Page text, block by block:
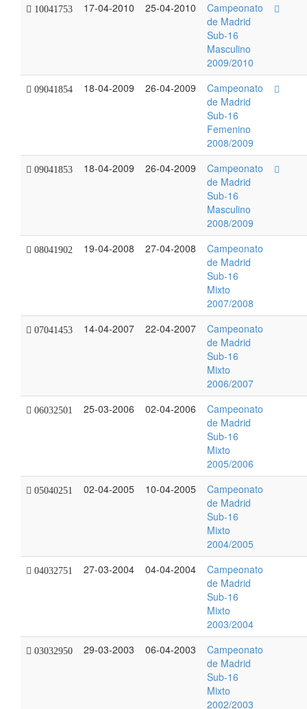
10041753 17-04-2010 25-04-2010
Campeonato
de Madrid
Sub-16
Masculino
2009/2010
09041854 18-04-2009 26-04-2009
Campeonato
de Madrid
Sub-16
Femenino
2008/2009
09041853 18-04-2009 26-04-2009
Campeonato
de Madrid
Sub-16
Masculino
2008/2009
08041902 19-04-2008 27-04-2008
Campeonato
de Madrid
Sub-16
Mixto
2007/2008
07041453 14-04-2007 22-04-2007
Campeonato
de Madrid
Sub-16
Mixto
2006/2007
06032501 25-03-2006 02-04-2006
Campeonato
de Madrid
Sub-16
Mixto
2005/2006
05040251 02-04-2005 10-04-2005
Campeonato
de Madrid
Sub-16
Mixto
2004/2005
04032751 27-03-2004 04-04-2004
Campeonato
de Madrid
Sub-16
Mixto
2003/2004
03032950 29-03-2003 06-04-2003
Campeonato
de Madrid
Sub-16
Mixto
2002/2003